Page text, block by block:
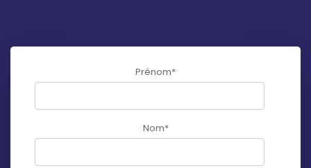
Prénom*
Nom*